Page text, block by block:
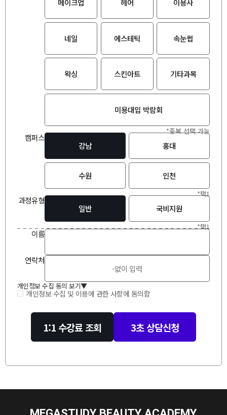
메이크업
헤어 이용사
네일 에스테틱 속눈썹
왁싱 스킨아트 기타과목
미용대입 박람회
*중복 선택 가능
캠퍼스
강남 홍대
수원 인천
*택1
과정유형
일반 국비지원
*택1
이름
연락처
개인정보 수집 동의 보기▲
개인정보 수집 및 이용에 관한 사항에 동의함
1:1 수강료 조회 3초 상담신청